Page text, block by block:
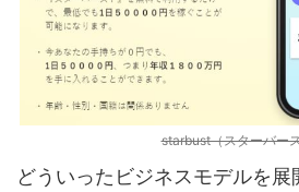
starbust（スターバー
どういったビジネスモデルを